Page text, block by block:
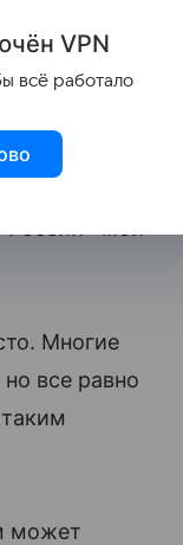
компании
были им
очень
мои
Многие
все равно
может
ён VPN
всё работало